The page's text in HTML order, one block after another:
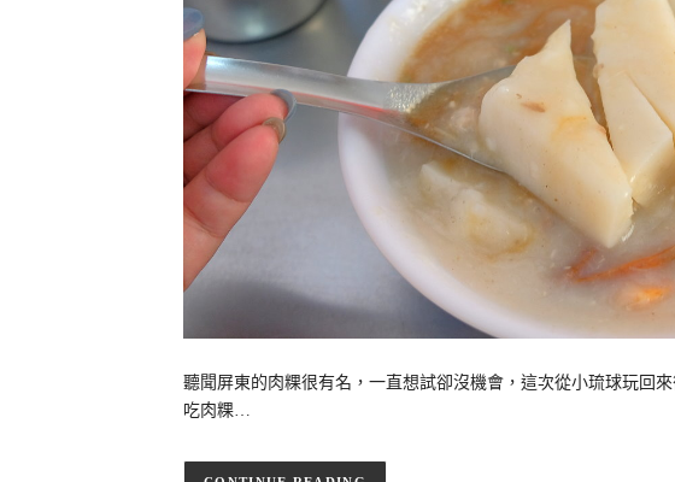
聽聞屏東的肉粿很有名，一直想試卻沒機會，這次從小琉球玩回
吃肉粿…